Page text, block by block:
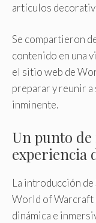
artículos
Se compartieron
contenido en una
el sitio web de
preparar y reunir a
inminente.
Un punto
experiencia
La introducción
World of Warcraft
dinámica e